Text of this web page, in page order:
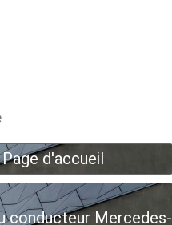
Page d'accueil
conducteur Mercedes-